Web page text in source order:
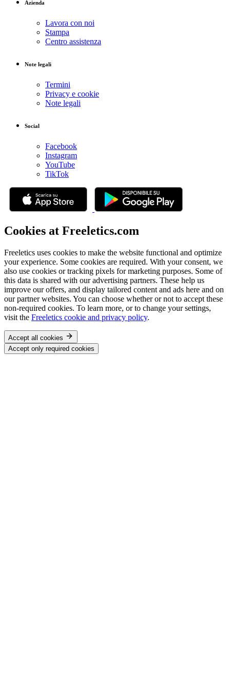
Azienda
Lavora con noi
Stampa
Centro assistenza
Note legali
Termini
Privacy e cookie
Note legali
Social
Facebook
Instagram
YouTube
TikTok
Cookies at Freeletics.com
Freeletics uses cookies to make the website functional and optimize
your experience. Some cookies are required. With your consent, we
also use cookies or tracking pixels for marketing purposes. Some of
this data is shared with our advertising partners. These help us
improve our offers, and display tailored content and ads here and on
our partner websites. You can choose whether or not to accept these
non-required cookies. To learn more, or to change your settings,
visit the Freeletics cookie and privacy policy.
Accept all cookies
Accept only required cookies